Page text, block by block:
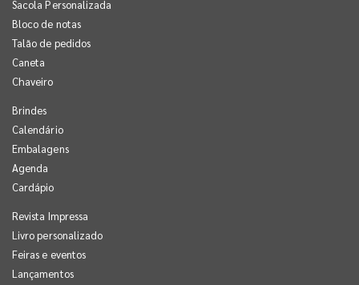
Sacola Personalizada
Bloco de notas
Talão de pedidos
Caneta
Chaveiro
Brindes
Calendário
Embalagens
Agenda
Cardápio
Revista Impressa
Livro personalizado
Feiras e eventos
Lançamentos